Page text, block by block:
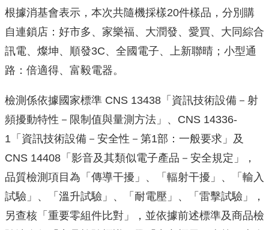
根據消基會表示，本次共隨機採樣20件樣品，分別購
自連鎖店：好市多、家樂福、大潤發、愛買、大同綜合
訊電、燦坤、順發3C、全國電子、上新聯晴；小型通
路：倍適得、富毅電器。
檢測係依據國家標準 CNS 13438「資訊技術設備－射
頻擾動特性－限制值與量測方法」、CNS 14336-
1「資訊技術設備－安全性－第1部：一般要求」及
CNS 14408「影音及其類似電子產品－安全規定」，
品質檢測項目為「傳導干擾」、「輻射干擾」、「輸入
試驗」、「溫升試驗」、「耐電壓」、「雷擊試驗」，
另查核「重要零組件比對」，並依據前述標準及商品檢